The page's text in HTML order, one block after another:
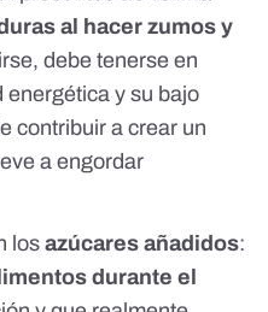
al hacer zumos y
debe tenerse en
y su bajo
contribuir a crear un
a engordar
losazúcares añadidos:
durante el